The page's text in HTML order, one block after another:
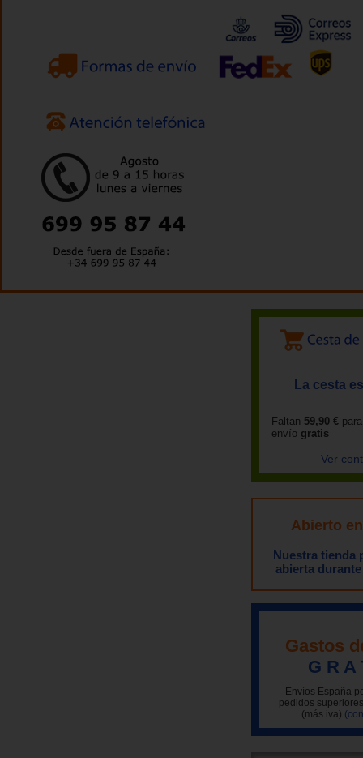
La cesta
Faltan 59,90 €
envío gratis
Ver
Abierto
Nuestra tienda
abierta
Gastos
G R A
Envíos España
pedidos
(más iva)